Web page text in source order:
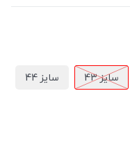
سایز 43 سایز 44